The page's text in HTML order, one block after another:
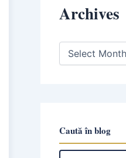
Archives
A
s
Caută în blog